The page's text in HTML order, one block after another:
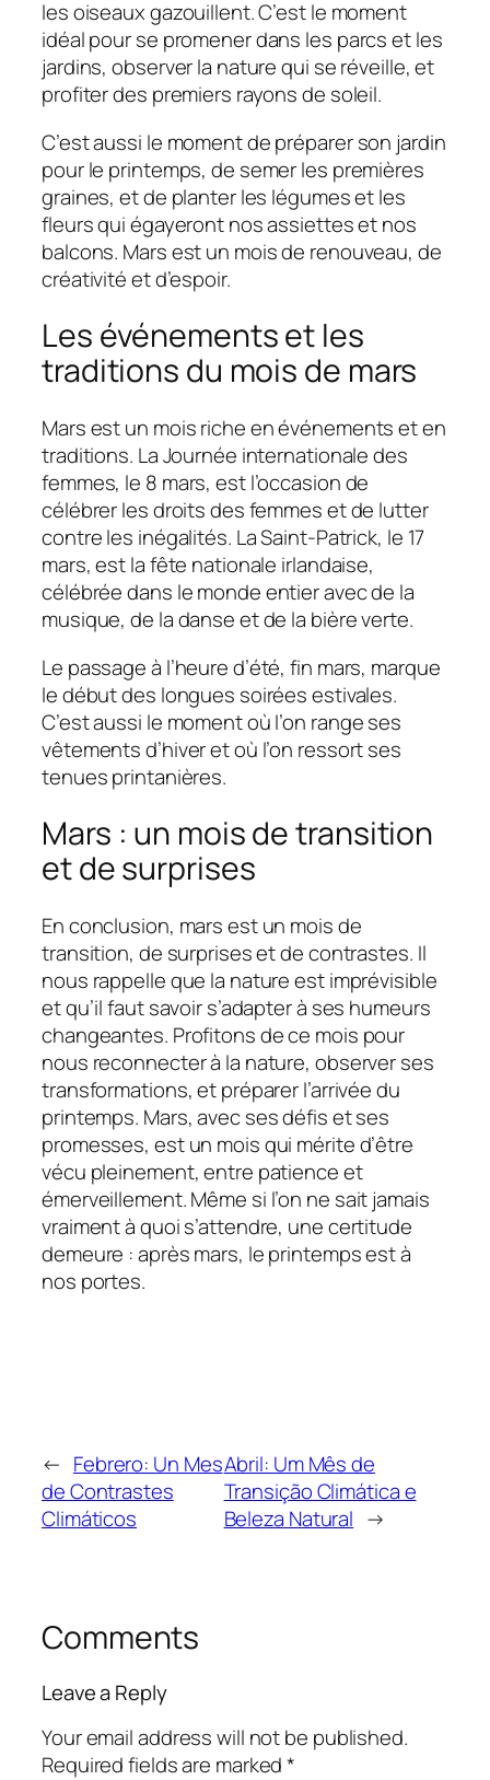
les oiseaux gazouillent. C’est le moment
idéal pour se promener dans les parcs et les
jardins, observer la nature qui se réveille, et
profiter des premiers rayons de soleil.
C’est aussi le moment de préparer son jardin
pour le printemps, de semer les premières
graines, et de planter les légumes et les
fleurs qui égayeront nos assiettes et nos
balcons. Mars est un mois de renouveau, de
créativité et d’espoir.
Les événements et les
traditions du mois de mars
Mars est un mois riche en événements et en
traditions. La Journée internationale des
femmes, le 8 mars, est l’occasion de
célébrer les droits des femmes et de lutter
contre les inégalités. La Saint-Patrick, le 17
mars, est la fête nationale irlandaise,
célébrée dans le monde entier avec de la
musique, de la danse et de la bière verte.
Le passage à l’heure d’été, fin mars, marque
le début des longues soirées estivales.
C’est aussi le moment où l’on range ses
vêtements d’hiver et où l’on ressort ses
tenues printanières.
Mars : un mois de transition
et de surprises
En conclusion, mars est un mois de
transition, de surprises et de contrastes. Il
nous rappelle que la nature est imprévisible
et qu’il faut savoir s’adapter à ses humeurs
changeantes. Profitons de ce mois pour
nous reconnecter à la nature, observer ses
transformations, et préparer l’arrivée du
printemps. Mars, avec ses défis et ses
promesses, est un mois qui mérite d’être
vécu pleinement, entre patience et
émerveillement. Même si l’on ne sait jamais
vraiment à quoi s’attendre, une certitude
demeure : après mars, le printemps est à
nos portes.
← Febrero: Un Mes
de Contrastes
Climáticos
Abril: Um Mês de
Transição Climática e
Beleza Natural →
Comments
Leave a Reply
Your email address will not be published.
Required fields are marked*